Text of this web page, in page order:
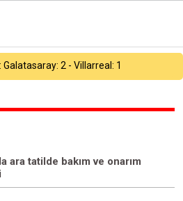
maçında Villarreal’e 2-1 yenildi
ara tatilde bakım ve onarım